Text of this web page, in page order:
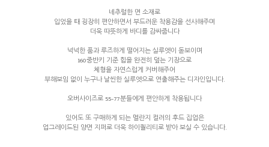
네추럴한 면 소재로
입었을 때 굉장히 편안하면서 부드러운 착용감을 선사해주며
더욱 따뜻하게 바디를 감싸줍니다
넉넉한 품과 루즈하게 떨어지는 실루엣이 돋보이며
160중반키 기준 힙을 완전히 덮는 기장으로
체형을 자연스럽게 커버해주어
부해보임 없이 누구나 날씬한 실루엣으로 연출해주는 디자인입니다.
오버사이즈로 55-77분들에게 편안하게 착용됩니다
있어도 또 구매하게 되는 멜란지 컬러의 후드 집업은
업그레이드된 양면 지퍼로 더욱 하이퀄리티로 받아 보실 수 있습니다.